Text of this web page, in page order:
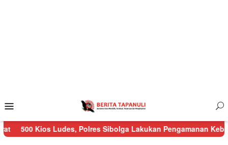
Mobile
Ludes, Polres Sibolga Lakukan Pengamanan Kebakaran